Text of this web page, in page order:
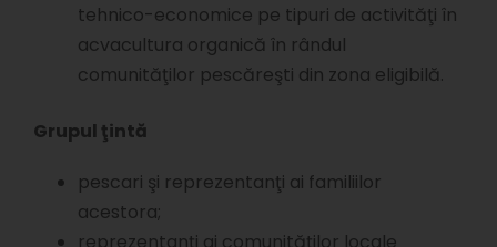
tehnico-economice pe tipuri de activităţi în
acvacultura organică în rândul
comunităţilor pescăreşti din zona eligibilă.
Grupul ţintă
pescari şi reprezentanţi ai familiilor
acestora;